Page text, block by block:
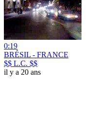
0:19
BRÉSIL - FRANCE
$$ L.C. $$
il y a 20 ans